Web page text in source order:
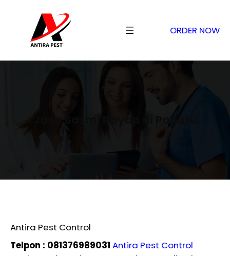
ORDER NOW
Antira Pest Control
Telpon : 081376989031 Antira Pest Control